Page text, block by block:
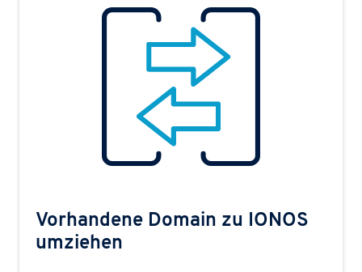
Vorhandene Domain zu IONOS
umziehen